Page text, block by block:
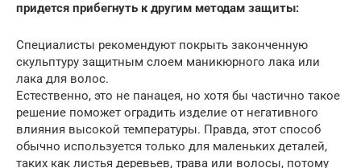
придется прибегнуть к другим методам защиты:
Специалисты рекомендуют покрыть законченную
скульптуру защитным слоем маникюрного лака или
лака для волос.
Естественно, это не панацея, но хотя бы частично такое
решение поможет оградить изделие от негативного
влияния высокой температуры. Правда, этот способ
обычно используется только для маленьких деталей,
таких как листья деревьев, трава или волосы, потому